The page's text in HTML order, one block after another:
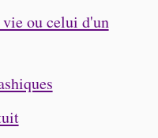
ou celui d'un